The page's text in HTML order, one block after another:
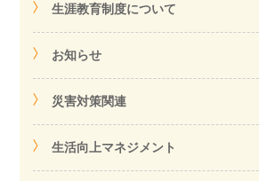
生涯教育制度について
お知らせ
災害対策関連
生活向上マネジメント